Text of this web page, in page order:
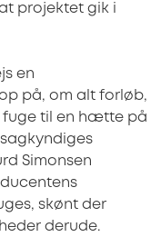
projektet gik i
en
på, om alt forløb,
fuge til en hætte på
Simonsen
skønt der
derude.